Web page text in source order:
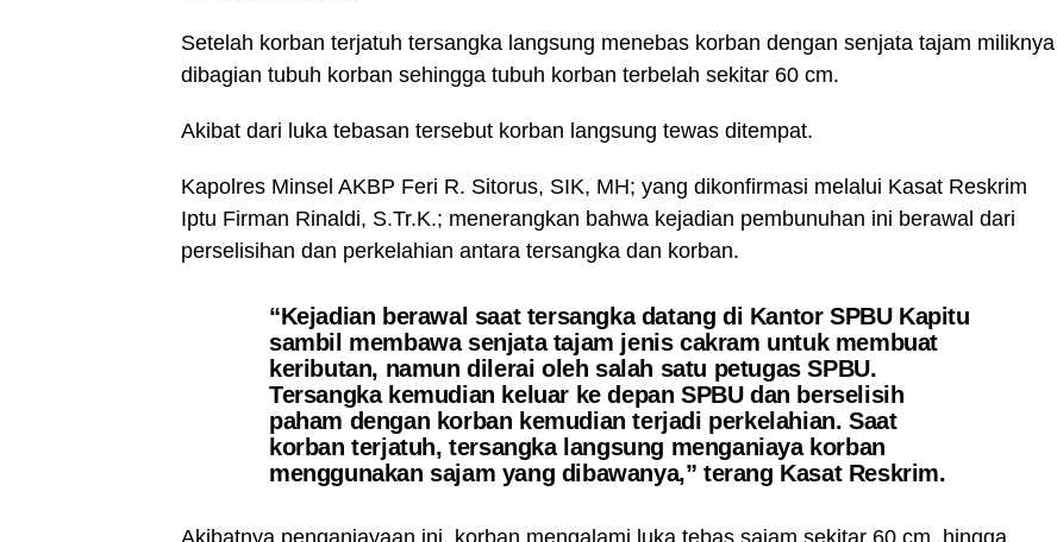
Setelah korban terjatuh tersangka langsung menebas korban dengan senjata tajam miliknya
dibagian tubuh korban sehingga tubuh korban terbelah sekitar 60 cm.
Akibat dari luka tebasan tersebut korban langsung tewas ditempat.
Kapolres Minsel AKBP Feri R. Sitorus, SIK, MH; yang dikonfirmasi melalui Kasat Reskrim
Iptu Firman Rinaldi, S.Tr.K.; menerangkan bahwa kejadian pembunuhan ini berawal dari
perselisihan dan perkelahian antara tersangka dan korban.
“Kejadian berawal saat tersangka datang di Kantor SPBU Kapitu
sambil membawa senjata tajam jenis cakram untuk membuat
keributan, namun dilerai oleh salah satu petugas SPBU.
Tersangka kemudian keluar ke depan SPBU dan berselisih
paham dengan korban kemudian terjadi perkelahian. Saat
korban terjatuh, tersangka langsung menganiaya korban
menggunakan sajam yang dibawanya,” terang Kasat Reskrim.
Akibatnya penganiayaan ini, korban mengalami luka tebas sajam sekitar 60 cm, hingga